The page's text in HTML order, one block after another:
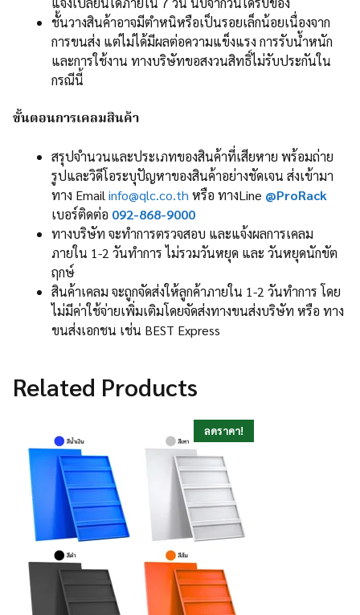
ชั้นวางสินค้าอาจมีตำหนิหรือเป็นรอยเล็กน้อยเนื่องจาก
การขนส่ง แต่ไม่ได้มีผลต่อความแข็งแรง การรับน้ำหนัก
และการใช้งาน ทางบริษัทขอสงวนสิทธิ์ไม่รับประกันใน
กรณีนี้
ขั้นตอนการเคลมสินค้า
สรุปจำนวนและประเภทของสินค้าที่เสียหาย พร้อมถ่าย
รูปและวิดีโอระบุปัญหาของสินค้าอย่างชัดเจน ส่งเข้ามา
ทาง Email info@qlc.co.th หรือ ทางLine @ProRack
เบอร์ติดต่อ 092-868-9000
ทางบริษัท จะทำการตรวจสอบ และแจ้งผลการเคลม
ภายใน 1-2 วันทำการ ไม่รวมวันหยุด และ วันหยุดนักขัต
ฤกษ์
สินค้าเคลม จะถูกจัดส่งให้ลูกค้าภายใน 1-2 วันทำการ โดย
ไม่มีค่าใช้จ่ายเพิ่มเติมโดยจัดส่งทางขนส่งบริษัท หรือ ทาง
ขนส่งเอกชน เช่น BEST Express
Related Products
ลดราคา!